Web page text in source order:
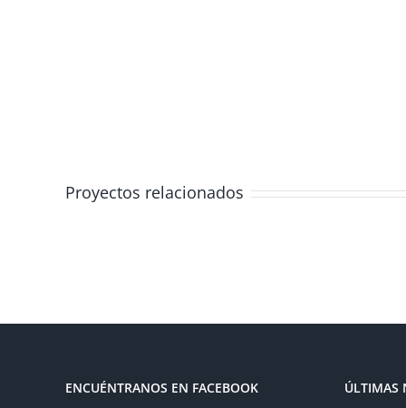
Proyectos relacionados
ENCUÉNTRANOS EN FACEBOOK ÚLTIMAS